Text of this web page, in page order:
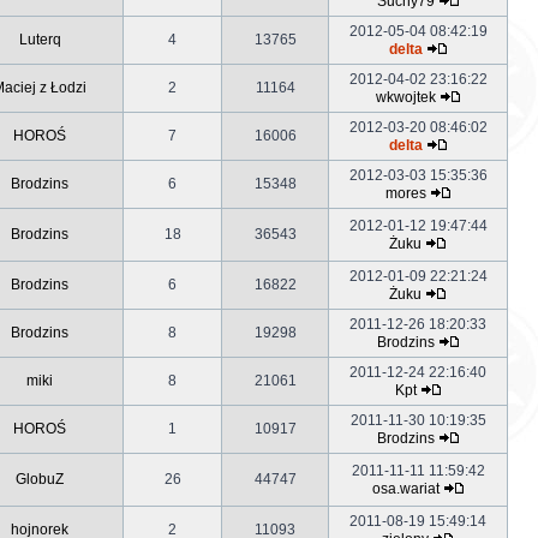
Luterq 4 13765
2012-05-04 08:42:19
delta
z Łodzi 2 11164
2012-04-02 23:16:22
wkwojtek
HOROŚ 7 16006
2012-03-20 08:46:02
delta
Brodzins 6 15348
2012-03-03 15:35:36
mores
Brodzins 18 36543
2012-01-12 19:47:44
Żuku
Brodzins 6 16822
2012-01-09 22:21:24
Żuku
Brodzins 8 19298
2011-12-26 18:20:33
Brodzins
miki 8 21061
2011-12-24 22:16:40
Kpt
HOROŚ 1 10917
2011-11-30 10:19:35
Brodzins
GlobuZ 26 44747
2011-11-11 11:59:42
osa.wariat
hojnorek 2 11093
2011-08-19 15:49:14